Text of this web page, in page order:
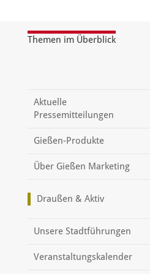
Themen im Überblick
Aktuelle
Pressemitteilungen
Gießen-Produkte
Über Gießen Marketing
Draußen & Aktiv
Unsere Stadtführungen
Veranstaltungskalender